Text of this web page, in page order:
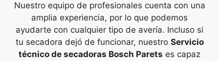
Nuestro equipo de profesionales cuenta con una
amplia experiencia, por lo que podemos
ayudarte con cualquier tipo de avería. Incluso si
tu secadora dejó de funcionar, nuestro Servicio
técnico de secadoras Bosch Parets es capaz